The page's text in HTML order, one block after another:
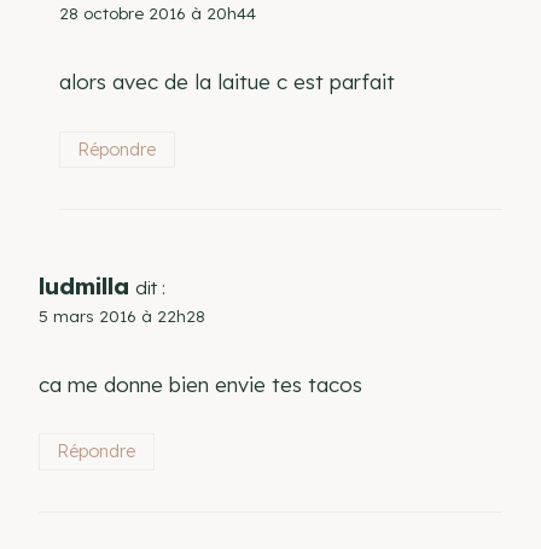
28 octobre 2016 à 20h44
alors avec de la laitue c est parfait
Répondre
ludmilla dit :
5 mars 2016 à 22h28
ca me donne bien envie tes tacos
Répondre